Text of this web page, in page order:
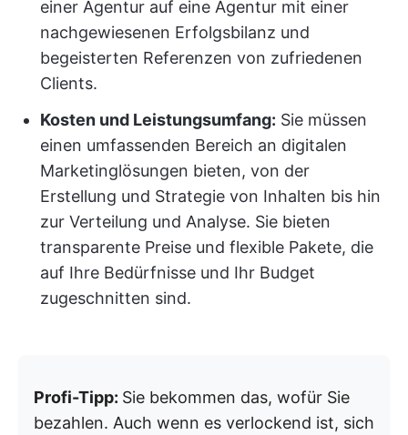
einer Agentur auf eine Agentur mit einer
nachgewiesenen Erfolgsbilanz und
begeisterten Referenzen von zufriedenen
Clients.
Kosten und Leistungsumfang: Sie müssen
einen umfassenden Bereich an digitalen
Marketinglösungen bieten, von der
Erstellung und Strategie von Inhalten bis hin
zur Verteilung und Analyse. Sie bieten
transparente Preise und flexible Pakete, die
auf Ihre Bedürfnisse und Ihr Budget
zugeschnitten sind.
Profi-Tipp: Sie bekommen das, wofür Sie
bezahlen. Auch wenn es verlockend ist, sich